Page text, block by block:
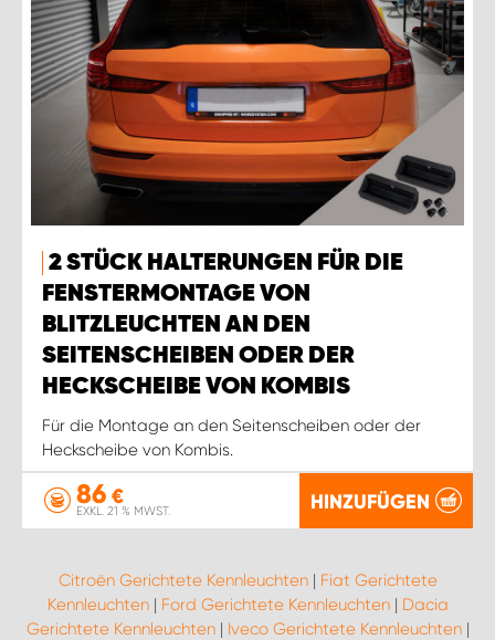
2 STÜCK HALTERUNGEN FÜR DIE
FENSTERMONTAGE VON
BLITZLEUCHTEN AN DEN
SEITENSCHEIBEN ODER DER
HECKSCHEIBE VON KOMBIS
Für die Montage an den Seitenscheiben oder der
Heckscheibe von Kombis.
86 €
EXKL. 21 % MWST. HINZUFÜGEN
Citroën Gerichtete Kennleuchten| Fiat Gerichtete
Kennleuchten| Ford Gerichtete Kennleuchten| Dacia
Gerichtete Kennleuchten| Iveco Gerichtete Kennleuchten|